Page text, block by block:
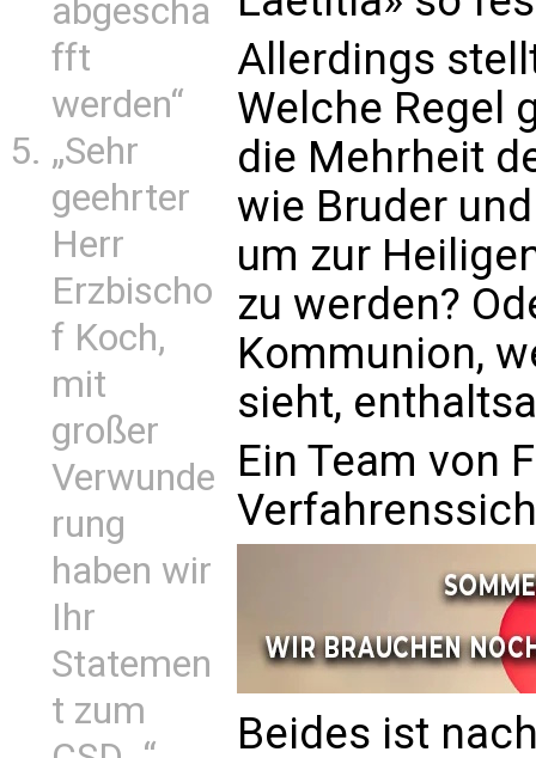
abgescha
fft
werden“
„Sehr
geehrter
Herr
Erzbischo
f Koch,
mit
großer
Verwunde
rung
haben wir
Ihr
Statemen
t zum
Allerdings
Welche Regel
die Mehrheit
wie Bruder
um zur
zu werden?
Kommunion,
sieht,
Ein Team von
Beides ist